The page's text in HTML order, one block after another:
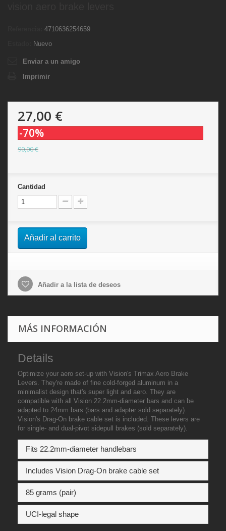
4710636254659
Nuevo
Enviar a un amigo
Imprimir
27,00 €
-70%
90,00 €
Cantidad
Añadir al carrito
Añadir a la lista de deseos
MÁS INFORMACIÓN
Details
Optimize your aero set-up with Vision's Trimax Aero Brake
Levers. They're made of fine cold-forged aluminum in a
minimalist design that's super light and aero. They are
compatible with all Vision 22.2mm-diameter bars and can be
adapted to 24mm bars (bars and adapter sold separately).
Vision's Drag-On brake cable set is included. These levers are
for single- and dual-pivot sidepull brakes (sold separately).
Fits 22.2mm-diameter handlebars
Includes Vision Drag-On brake cable set
85 grams (pair)
UCI-legal shape